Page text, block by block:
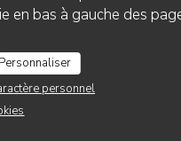
en bas à gauche des
Personnaliser
personnel